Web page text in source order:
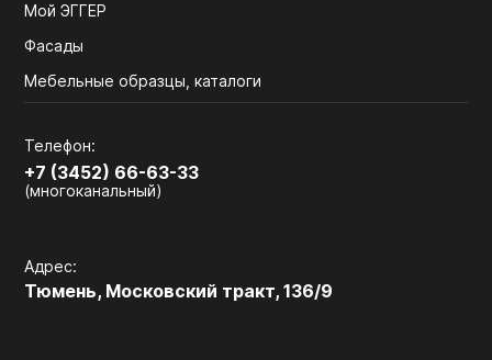
Мой ЭГГЕР
Фасады
Мебельные образцы, каталоги
Телефон:
+7 (3452) 66-63-33
(многоканальный)
Адрес:
Тюмень, Московский тракт, 136/9